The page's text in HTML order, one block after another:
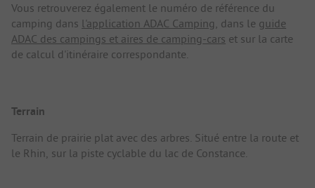
Vous retrouverez également le numéro de référence du
camping dans l'application ADAC Camping, dans le guide
ADAC des campings et aires de camping-cars et sur la carte
de calcul d'itinéraire correspondante.
Terrain
Terrain de prairie plat avec des arbres. Situé entre la route et
le Rhin, sur la piste cyclable du lac de Constance.